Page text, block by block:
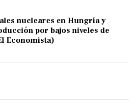
nucleares en Hungría y
por bajos niveles de
Economista)